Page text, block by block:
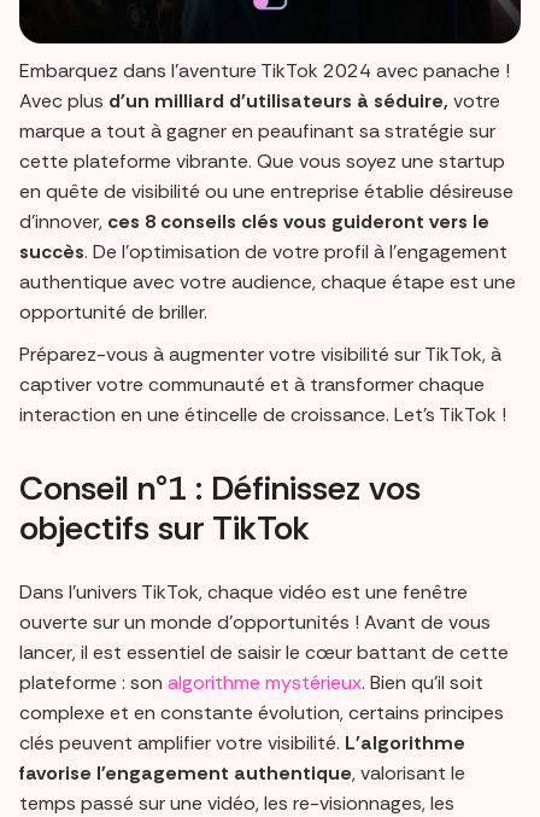
Embarquez dans l'aventure TikTok 2024 avec panache !
Avec plus d'un milliard d'utilisateurs à séduire, votre
marque a tout à gagner en peaufinant sa stratégie sur
cette plateforme vibrante. Que vous soyez une startup
en quête de visibilité ou une entreprise établie désireuse
d'innover, ces 8 conseils clés vous guideront vers le
succès. De l'optimisation de votre profil à l'engagement
authentique avec votre audience, chaque étape est une
opportunité de briller.
Préparez-vous à augmenter votre visibilité sur TikTok, à
captiver votre communauté et à transformer chaque
interaction en une étincelle de croissance. Let's TikTok !
Conseil n°1 : Définissez vos
objectifs sur TikTok
Dans l'univers TikTok, chaque vidéo est une fenêtre
ouverte sur un monde d'opportunités ! Avant de vous
lancer, il est essentiel de saisir le cœur battant de cette
plateforme : son algorithme mystérieux. Bien qu'il soit
complexe et en constante évolution, certains principes
clés peuvent amplifier votre visibilité. L'algorithme
favorise l'engagement authentique, valorisant le
temps passé sur une vidéo, les re-visionnages, les